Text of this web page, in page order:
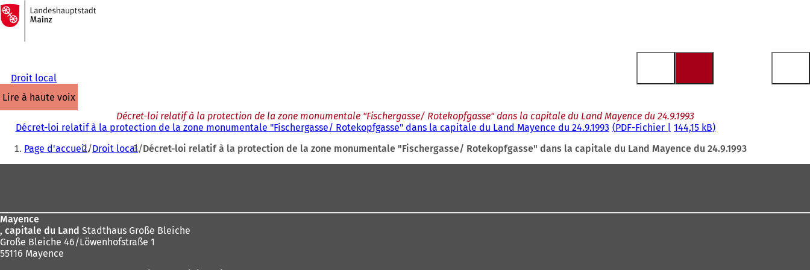
Accéder au contenu
Vers
la
page
d'accueil
Droit local
lire à haute voix
Décret-loi relatif à la protection de la zone monumentale "Fischergasse/ Rotekopfgasse" dans la capitale du Land Mayence du 24.9.1993
Décret-loi relatif à la protection de la zone monumentale "Fischergasse/ Rotekopfgasse" dans la capitale du Land Mayence du 24.9.1993 PDF-Fichier 144,15 kB
Vous
êtes
Page d'accueil Droit local Décret-loi relatif à la protection de la zone monumentale "Fischergasse/ Rotekopfgasse" dans la capitale du Land Mayence du 24.9.1993
Mayence
, capitale du Land Stadthaus Große Bleiche
Große Bleiche 46/Löwenhofstraße 1
55116 Mayence